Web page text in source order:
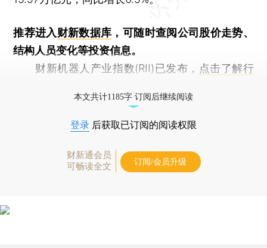
推荐进入财新数据库 ，可随时查阅公司股价走势、
结构人员变化等投资信息。
财新机器人产业指数(RII)已发布， 点击了解行
本文共计1185字 订阅后继续阅读
登录 后获取已订阅的阅读权限
财新通会员
可畅读全文
订阅/会员升级